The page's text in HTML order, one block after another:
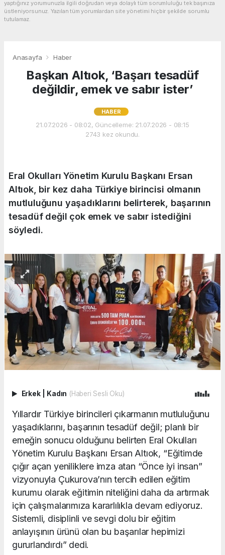
yaptığınız yorumunuzla ilgili doğrudan veya dolaylı tüm sorumluluğu tek başınıza
üstleniyorsunuz. Yazılan tüm yorumlardan site yönetimi hiçbir şekilde sorumlu
tutulamaz.
Anasayfa Haber
Başkan Altıok, ‘Başarı tesadüf
değildir, emek ve sabır ister’
HABER
21.07.2026 - 08:02, Güncelleme: 21.07.2026 - 08:15
2743 kez okundu.
Eral Okulları Yönetim Kurulu Başkanı Ersan
Altıok, bir kez daha Türkiye birincisi olmanın
mutluluğunu yaşadıklarını belirterek, başarının
tesadüf değil çok emek ve sabır istediğini
söyledi.
Erkek Kadın (Haberi Sesli Oku)
Yıllardır Türkiye birincileri çıkarmanın mutluluğunu
yaşadıklarını, başarının tesadüf değil; planlı bir
emeğin sonucu olduğunu belirten Eral Okulları
Yönetim Kurulu Başkanı Ersan Altıok, “Eğitimde
çığır açan yeniliklere imza atan “Önce iyi insan”
vizyonuyla Çukurova’nın tercih edilen eğitim
kurumu olarak eğitimin niteliğini daha da artırmak
için çalışmalarımıza kararlılıkla devam ediyoruz.
Sistemli, disiplinli ve sevgi dolu bir eğitim
anlayışının ürünü olan bu başarılar hepimizi
gururlandırdı” dedi.